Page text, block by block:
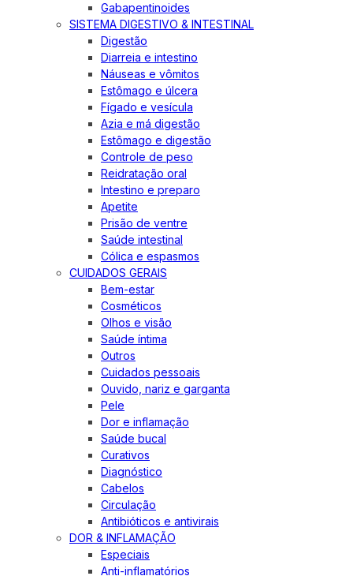
Gabapentinoides
SISTEMA DIGESTIVO & INTESTINAL
Digestão
Diarreia e intestino
Náuseas e vômitos
Estômago e úlcera
Fígado e vesícula
Azia e má digestão
Estômago e digestão
Controle de peso
Reidratação oral
Intestino e preparo
Apetite
Prisão de ventre
Saúde intestinal
Cólica e espasmos
CUIDADOS GERAIS
Bem-estar
Cosméticos
Olhos e visão
Saúde íntima
Outros
Cuidados pessoais
Ouvido, nariz e garganta
Pele
Dor e inflamação
Saúde bucal
Curativos
Diagnóstico
Cabelos
Circulação
Antibióticos e antivirais
DOR & INFLAMAÇÃO
Especiais
Anti-inflamatórios